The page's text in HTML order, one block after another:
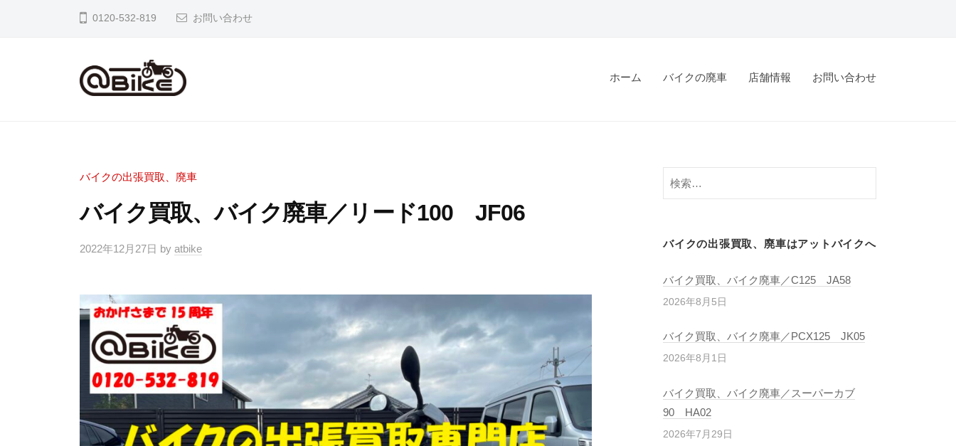
0120-532-819 お問い合わせ
の
張
買
専
門
店
ッ
ト
バ
阪
内
バ
イ
買
取
り
ホーム バイクの廃車 店舗情報 お問い合わせ
バイクの出張買取、廃車
バイク買取、バイク廃車／リード100 JF06
2022年12月27日 by atbike バイクの出張買取、廃車はアットバイクへ
バイク買取、バイク廃車／C125 JA58
2026年8月5日
バイク買取、バイク廃車／PCX125 JK05
2026年8月1日
バイク買取、バイク廃車／スーパーカブ
90 HA02
2026年7月29日
イ
出
張
門
ア
ト
イ
ク